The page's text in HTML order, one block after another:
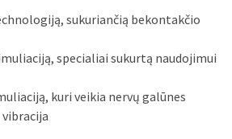
sukuriančią bekontakčio
specialiai sukurtą naudojimui
kuri veikia nervų galūnes